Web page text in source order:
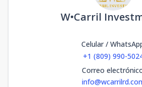
W•Carril
Celular /
+1 (809) 990-
Correo